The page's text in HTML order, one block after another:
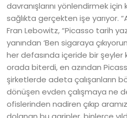
davranışlarını yönlendirmek
sağlıkta gerçekten işe yarıyor.
Fran Lebowitz, “Picasso tarih
yanından ‘Ben sigaraya
her defasında içeride bir şeyler
orada biterdi, en azından
şirketlerde adeta çalışanların
dönüşen evden çalışmaya ne
ofislerinden nadiren çıkıp